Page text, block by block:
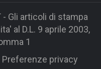
Gli articoli di stampa
al D.L. 9 aprile 2003,
1
Preferenze privacy